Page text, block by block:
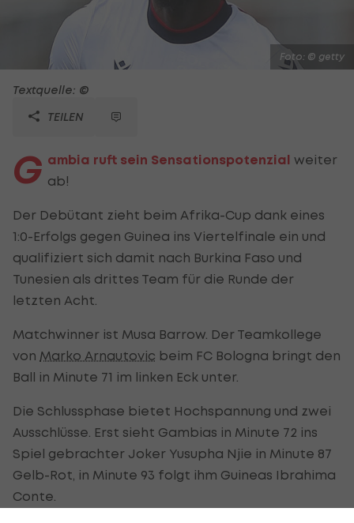
Foto: © getty
Textquelle: ©
TEILEN
G ambia ruft sein Sensationspotenzial weiter
ab!
Der Debütant zieht beim Afrika-Cup dank eines
1:0-Erfolgs gegen Guinea ins Viertelfinale ein und
qualifiziert sich damit nach Burkina Faso und
Tunesien als drittes Team für die Runde der
letzten Acht.
Matchwinner ist Musa Barrow. Der Teamkollege
von Marko Arnautovic beim FC Bologna bringt den
Ball in Minute 71 im linken Eck unter.
Die Schlussphase bietet Hochspannung und zwei
Ausschlüsse. Erst sieht Gambias in Minute 72 ins
Spiel gebrachter Joker Yusupha Njie in Minute 87
Gelb-Rot, in Minute 93 folgt ihm Guineas Ibrahima
Conte.